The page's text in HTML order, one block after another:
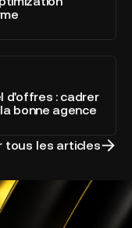
d'offres : cadrer
bonne agence
tous les articles